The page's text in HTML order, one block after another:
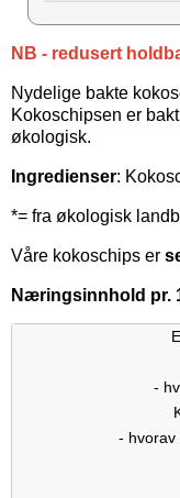
NB - redusert
Nydelige bakte
Kokoschipsen er
økologisk.
Ingredienser:
*= fra økologisk
Våre kokoschips er
Næringsinnhold pr.
-
- hvorav